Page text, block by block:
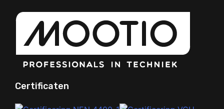
Certificaten